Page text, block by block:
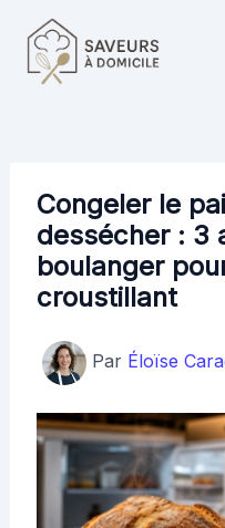
contenu
Congeler le
dessécher : 3
boulanger
croustillant
Par Éloïse